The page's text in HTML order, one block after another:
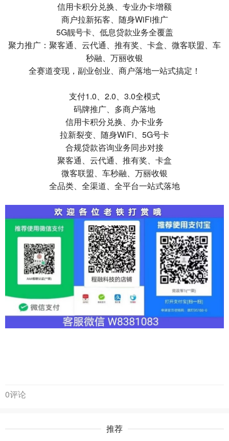
信用卡积分兑换、专业办卡增额
商户拉新拓客、随身WiFi推广
5G靓号卡、低息贷款业务全覆盖
聚力推广：聚客通、云代通、推有奖、卡盒、微客联盟、车
秒融、万丽收银
全赛道变现，副业创业、商户落地一站式搞定！
支付1.0、2.0、3.0全模式
码牌推广、多商户落地
信用卡积分兑换、办卡业务
拉新裂变、随身WiFi、5G号卡
合规贷款咨询业务同步对接
聚客通、云代通、推有奖、卡盒
微客联盟、车秒融、万丽收银
全品类、全渠道、全平台一站式落地
0评论
推荐